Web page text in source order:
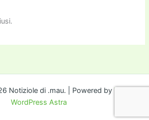
Notiziole di .mau. | Powered by Tema
WordPress Astra